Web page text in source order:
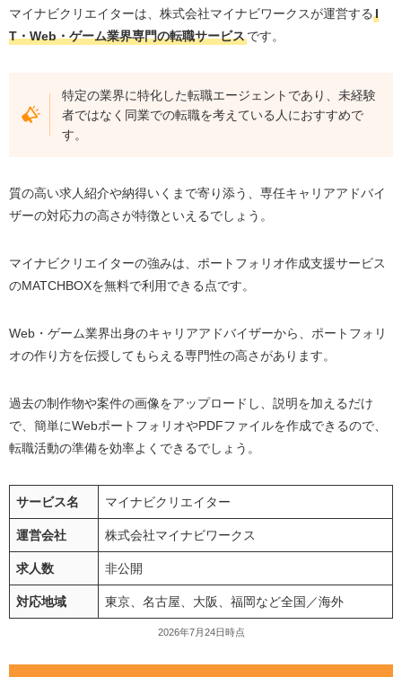
マイナビクリエイターは、株式会社マイナビワークスが運営する I
T・Web・ゲーム業界専門の転職サービスです。
特定の業界に特化した転職エージェントであり、未経験
者ではなく同業での転職を考えている人におすすめで
す。
質の高い求人紹介や納得いくまで寄り添う、専任キャリアアドバイ
ザーの対応力の高さが特徴といえるでしょう。
マイナビクリエイターの強みは、ポートフォリオ作成支援サービス
のMATCHBOXを無料で利用できる点です。
Web・ゲーム業界出身のキャリアアドバイザーから、ポートフォリ
オの作り方を伝授してもらえる専門性の高さがあります。
過去の制作物や案件の画像をアップロードし、説明を加えるだけ
で、簡単にWebポートフォリオやPDFファイルを作成できるので、
転職活動の準備を効率よくできるでしょう。
サービス名 マイナビクリエイター
運営会社 株式会社マイナビワークス
求人数 非公開
対応地域 東京、名古屋、大阪、福岡など全国／海外
2026年7月24日時点